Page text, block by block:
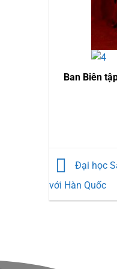
Ban Biên
Đại học
với Hàn Quốc